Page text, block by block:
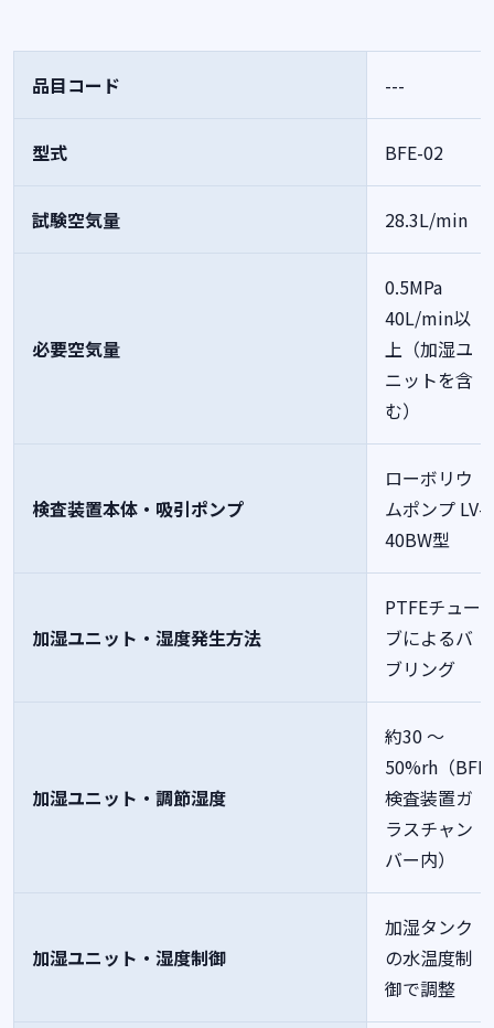
品目コード ---
型式 BFE-02
試験空気量 28.3L/min
必要空気量
0.5MPa
40L/min以
上（加湿ユ
ニットを含
む）
検査装置本体・吸引ポンプ
ローボリウ
ムポンプ LV-
40BW型
加湿ユニット・湿度発生方法
PTFEチュー
ブによるバ
ブリング
加湿ユニット・調節湿度
約30 ～
50%rh（BFE
検査装置ガ
ラスチャン
バー内）
加湿ユニット・湿度制御
加湿タンク
の水温度制
御で調整